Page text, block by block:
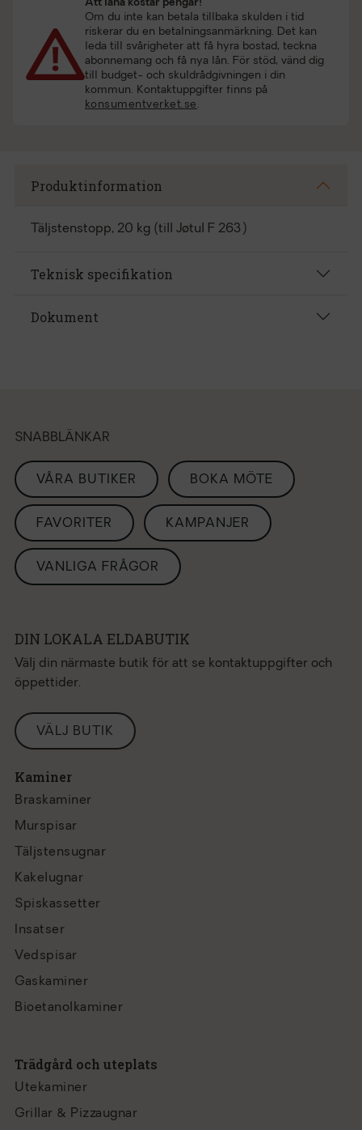
Att låna kostar pengar!
Om du inte kan betala tillbaka skulden i tid
riskerar du en betalningsanmärkning. Det kan
leda till svårigheter att få hyra bostad, teckna
abonnemang och få nya lån. För stöd, vänd dig
till budget- och skuldrådgivningen i din
kommun. Kontaktuppgifter finns på
konsumentverket.se .
Produktinformation
Täljstenstopp, 20 kg (till Jøtul F 263)
Teknisk specifikation
Dokument
SNABBLÄNKAR
VÅRA BUTIKER BOKA MÖTE
FAVORITER KAMPANJER
VANLIGA FRÅGOR
DIN LOKALA ELDABUTIK
Välj din närmaste butik för att se kontaktuppgifter och
öppettider.
VÄLJ BUTIK
Kaminer
Braskaminer
Murspisar
Täljstensugnar
Kakelugnar
Spiskassetter
Insatser
Vedspisar
Gaskaminer
Bioetanolkaminer
Trädgård och uteplats
Utekaminer
Grillar & Pizzaugnar